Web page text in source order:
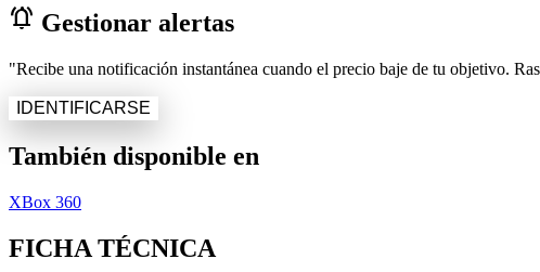
notifications_active Gestionar alertas
"Recibe una notificación instantánea cuando el precio baje de tu objetivo.
IDENTIFICARSE
También disponible en
XBox 360
FICHA TÉCNICA